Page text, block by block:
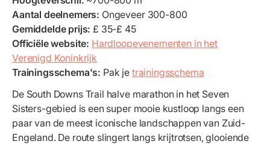
Aantal deelnemers: Ongeveer 300-800
Gemiddelde prijs: £ 35-£ 45
Officiële website: Hardloopevenementen in het
Verenigd Koninkrijk
Trainingsschema's: Pak je trainingsschema
De South Downs Trail halve marathon in het Seven
Sisters-gebied is een super mooie kustloop langs een
paar van de meest iconische landschappen van Zuid-
Engeland. De route slingert langs krijtrotsen, glooiende